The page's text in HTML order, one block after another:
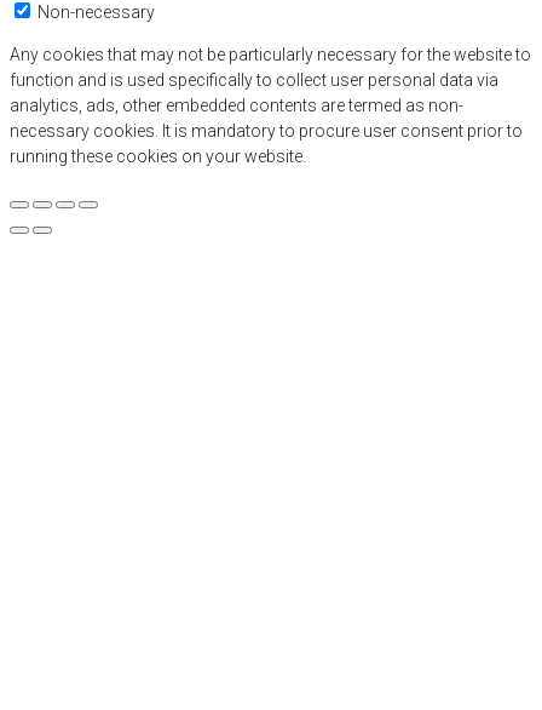
Non-necessary
Any cookies that may not be particularly necessary for the website to
function and is used specifically to collect user personal data via
analytics, ads, other embedded contents are termed as non-
necessary cookies. It is mandatory to procure user consent prior to
running these cookies on your website.